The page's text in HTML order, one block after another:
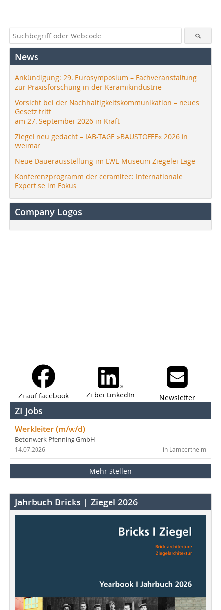
News
Ankündigung: 29. Eurosymposium – Fachveranstaltung
zur Praxisforschung in der Keramikindustrie
Vorsicht bei der Nachhaltigkeitskommunikation – neues
Gesetz tritt
am 27. September 2026 in Kraft
Ziegel neu gedacht – IAB-TAGE »BAUSTOFFE« 2026 in
Weimar
Neue Dauerausstellung im LWL-Museum Ziegelei Lage
Konferenzprogramm der ceramitec: Internationale
Expertise im Fokus
Company Logos
Zi auf facebook Zi bei LinkedIn Newsletter
ZI Jobs
Werkleiter (m/w/d)
Betonwerk Pfenning GmbH
in Lampertheim
14.07.2026
Mehr Stellen
Jahrbuch Bricks | Ziegel 2026